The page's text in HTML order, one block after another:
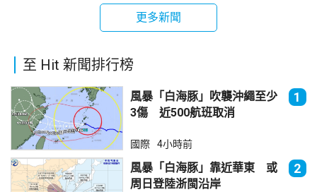
更多新聞
至 Hit 新聞排行榜
風暴「白海豚」吹襲沖繩至少
3傷 近500航班取消
1
國際 4小時前
風暴「白海豚」靠近華東 或
周日登陸浙閩沿岸
2